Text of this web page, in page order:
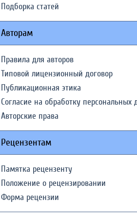
Подборка статей
Авторам
Правила для авторов
Типовой лицензионный договор
Публикационная этика
Согласие на обработку персональных
Авторские права
Рецензентам
Памятка рецензенту
Положение о рецензировании
Форма рецензии